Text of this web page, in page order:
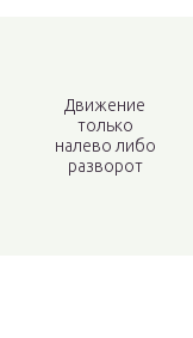
Движение
только
налево либо
разворот